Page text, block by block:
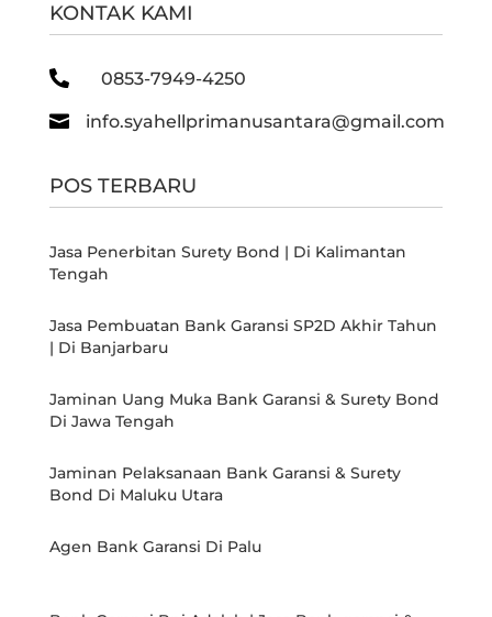
KONTAK KAMI
 0853-7949-4250
 info.syahellprimanusantara@gmail.com
POS TERBARU
Jasa Penerbitan Surety Bond | Di Kalimantan
Tengah
Jasa Pembuatan Bank Garansi SP2D Akhir Tahun
| Di Banjarbaru
Jaminan Uang Muka Bank Garansi & Surety Bond
Di Jawa Tengah
Jaminan Pelaksanaan Bank Garansi & Surety
Bond Di Maluku Utara
Agen Bank Garansi Di Palu